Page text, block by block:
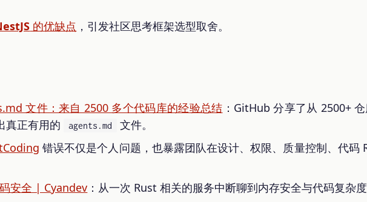
的优缺点 ，引发社区思考框架选型取舍。
文件：来自 2500 多个代码库的经验总结 ：GitHub 分享了从 2500+
真正有用的
agents.md
文件。
错误不仅是个人问题，也暴露团队在设计、权限、质量控制、代码
安全 | Cyandev ：从一次 Rust 相关的服务中断聊到内存安全与代码复杂度